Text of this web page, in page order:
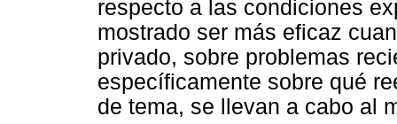
respecto a las condiciones
mostrado ser más eficaz
privado, sobre problemas
específicamente sobre qué
de tema, se llevan a cabo al